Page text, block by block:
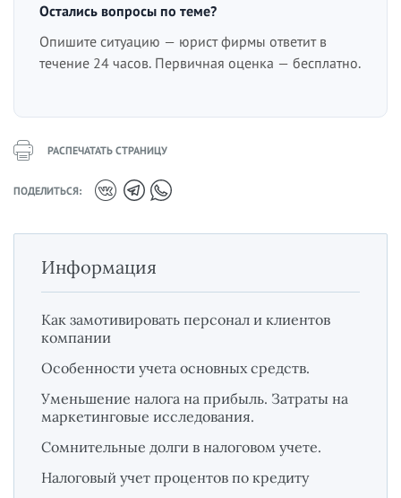
Остались вопросы по теме?
Опишите ситуацию — юрист фирмы ответит в
течение 24 часов. Первичная оценка — бесплатно.
РАСПЕЧАТАТЬ СТРАНИЦУ
ПОДЕЛИТЬСЯ:
Информация
Как замотивировать персонал и клиентов
компании
Особенности учета основных средств.
Уменьшение налога на прибыль. Затраты на
маркетинговые исследования.
Сомнительные долги в налоговом учете.
Налоговый учет процентов по кредиту